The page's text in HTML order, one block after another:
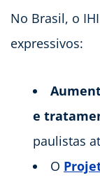
No Brasil, o
expressivos:
e
paulistas
O